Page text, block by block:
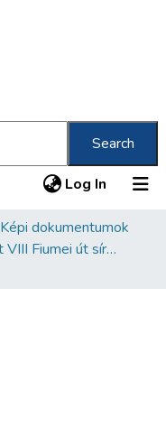
Search
Log In (current)
Képi dokumentumok
Budapest VIII Fiumei út sírkert 2. rész